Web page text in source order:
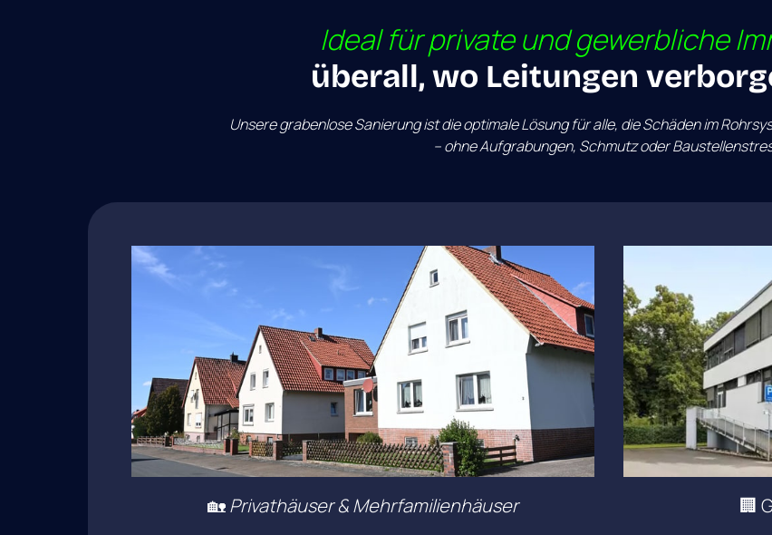
Ideal für private und gewerbliche
überall, wo Leitungen
Unsere grabenlose Sanierung ist die optimale Lösung für alle, die Schäden im
– ohne Aufgrabungen, Schmutz oder
🏡 Privathäuser & Mehrfamilienhäuser 🏢